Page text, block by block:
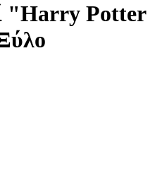
"Harry Potter